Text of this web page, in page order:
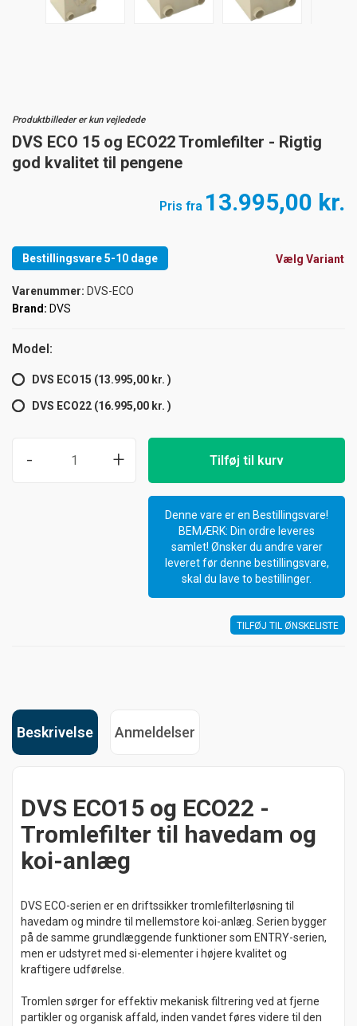
Produktbilleder er kun vejledede
DVS ECO 15 og ECO22 Tromlefilter - Rigtig
god kvalitet til pengene
Pris fra 13.995,00 kr.
Vælg Variant
Bestillingsvare 5-10 dage
Varenummer: DVS-ECO
Brand: DVS
Model:
DVS ECO15 (13.995,00 kr. )
DVS ECO22 (16.995,00 kr. )
- + Tilføj til kurv
Denne vare er en Bestillingsvare!
BEMÆRK: Din ordre leveres
samlet! Ønsker du andre varer
leveret før denne bestillingsvare,
skal du lave to bestillinger.
TILFØJ TIL ØNSKELISTE
Beskrivelse Anmeldelser
DVS ECO15 og ECO22 -
Tromlefilter til havedam og
koi-anlæg
DVS ECO-serien er en driftssikker tromlefilterløsning til
havedam og mindre til mellemstore koi-anlæg. Serien bygger
på de samme grundlæggende funktioner som ENTRY-serien,
men er udstyret med si-elementer i højere kvalitet og
kraftigere udførelse.
Tromlen sørger for effektiv mekanisk filtrering ved at fjerne
partikler og organisk affald, inden vandet føres videre til den